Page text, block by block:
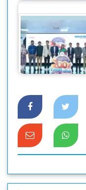
ওয়ালটন ফ্রিজ কিনে
কোটি কোটি টাকার
ক্যাশব্যাকের সুযোগ